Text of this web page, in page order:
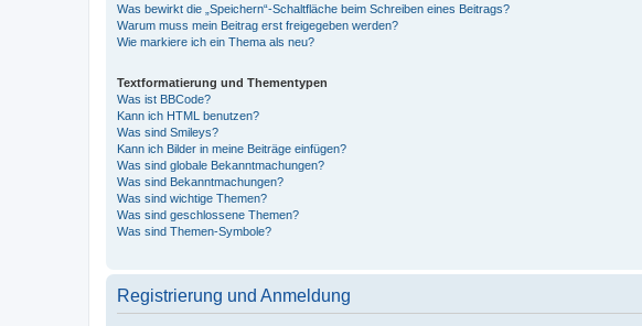
Was bewirkt die „Speichern“-Schaltfläche beim Schreiben eines Beitrags?
Warum muss mein Beitrag erst freigegeben werden?
Wie markiere ich ein Thema als neu?
Textformatierung und Thementypen
Was ist BBCode?
Kann ich HTML benutzen?
Was sind Smileys?
Kann ich Bilder in meine Beiträge einfügen?
Was sind globale Bekanntmachungen?
Was sind Bekanntmachungen?
Was sind wichtige Themen?
Was sind geschlossene Themen?
Was sind Themen-Symbole?
Registrierung und Anmeldung